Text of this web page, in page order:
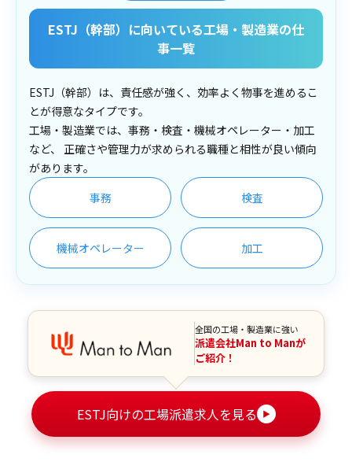
ESTJ（幹部）に向いている工場・製造業の仕
事一覧
ESTJ（幹部）は、責任感が強く、効率よく物事を進めるこ
とが得意なタイプです。
工場・製造業では、事務・検査・機械オペレーター・加工
など、 正確さや管理力が求められる職種と相性が良い傾向
があります。
事務
検査
機械オペレーター 加工
全国の工場・製造業に強い
派遣会社Man to Manが
ご紹介！
ESTJ向けの工場派遣求人を見る ▶